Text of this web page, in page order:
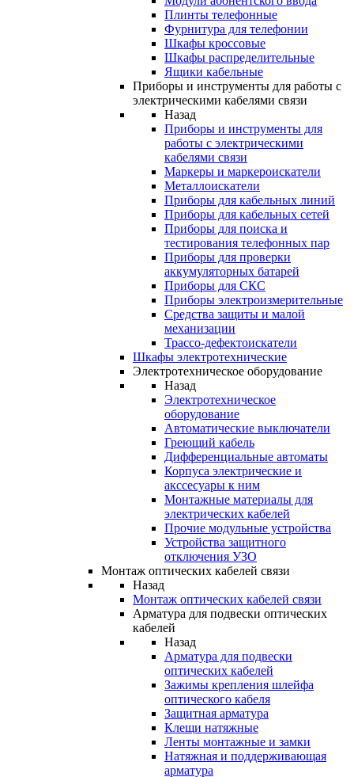
Плинты телефонные
Фурнитура для телефонии
Шкафы кроссовые
Шкафы распределительные
Ящики кабельные
Приборы и инструменты для работы с
электрическими кабелями связи
Назад
Приборы и инструменты для
работы с электрическими
кабелями связи
Маркеры и маркероискатели
Металлоискатели
Приборы для кабельных линий
Приборы для кабельных сетей
Приборы для поиска и
тестирования телефонных пар
Приборы для проверки
аккумуляторных батарей
Приборы для СКС
Приборы электроизмерительные
Средства защиты и малой
механизации
Трассо-дефектоискатели
Шкафы электротехнические
Электротехническое оборудование
Назад
Электротехническое
оборудование
Автоматические выключатели
Греющий кабель
Дифференциальные автоматы
Корпуса электрические и
акссесуары к ним
Монтажные материалы для
электрических кабелей
Прочие модульные устройства
Устройства защитного
отключения УЗО
Монтаж оптических кабелей связи
Назад
Монтаж оптических кабелей связи
Арматура для подвески оптических
кабелей
Назад
Арматура для подвески
оптических кабелей
Зажимы крепления шлейфа
оптического кабеля
Защитная арматура
Клещи натяжные
Ленты монтажные и замки
Натяжная и поддерживающая
арматура